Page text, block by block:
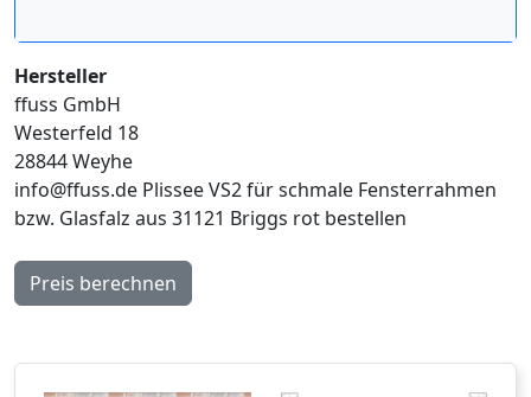
Hersteller
ffuss GmbH
Westerfeld 18
28844 Weyhe
info@ffuss.de Plissee VS2 für schmale Fensterrahmen
bzw. Glasfalz aus 31121 Briggs rot bestellen
Preis berechnen